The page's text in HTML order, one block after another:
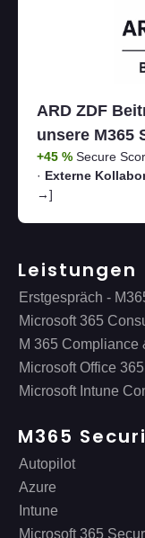
ARD ZDF
unsere M365
+45 % Secure
· Externe
→]
Leistungen
Erstgespräch -
Microsoft 365
M 365 Compliance
Microsoft Office
Microsoft Intune
M365
Autopilot
Azure
Intune
Microsoft 365